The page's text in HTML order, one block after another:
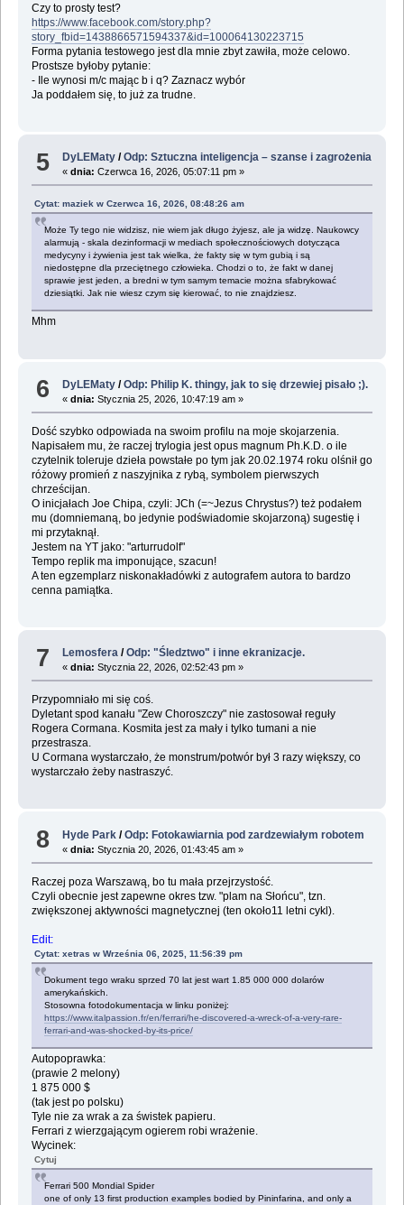
Czy to prosty test?
https://www.facebook.com/story.php?
story_fbid=1438866571594337&id=100064130223715
Forma pytania testowego jest dla mnie zbyt zawiła, może celowo.
Prostsze byłoby pytanie:
- Ile wynosi m/c mając b i q? Zaznacz wybór
Ja poddałem się, to już za trudne.
5 DyLEMaty /Odp: Sztuczna inteligencja – szanse i zagrożenia
«dnia: Czerwca 16, 2026, 05:07:11 pm »
Cytat: maziek w Czerwca 16, 2026, 08:48:26 am
Może Ty tego nie widzisz, nie wiem jak długo żyjesz, ale ja widzę. Naukowcy
alarmują - skala dezinformacji w mediach społecznościowych dotycząca
medycyny i żywienia jest tak wielka, że fakty się w tym gubią i są
niedostępne dla przeciętnego człowieka. Chodzi o to, że fakt w danej
sprawie jest jeden, a bredni w tym samym temacie można sfabrykować
dziesiątki. Jak nie wiesz czym się kierować, to nie znajdziesz.
Mhm
6 DyLEMaty /Odp: Philip K. thingy, jak to się drzewiej pisało ;).
«dnia: Stycznia 25, 2026, 10:47:19 am »
Dość szybko odpowiada na swoim profilu na moje skojarzenia.
Napisałem mu, że raczej trylogia jest opus magnum Ph.K.D. o ile
czytelnik toleruje dzieła powstałe po tym jak 20.02.1974 roku olśnił go
różowy promień z naszyjnika z rybą, symbolem pierwszych
chrześcijan.
O inicjałach Joe Chipa, czyli: JCh (=~Jezus Chrystus?) też podałem
mu (domniemaną, bo jedynie podświadomie skojarzoną) sugestię i
mi przytaknął.
Jestem na YT jako: "arturrudolf"
Tempo replik ma imponujące, szacun!
A ten egzemplarz niskonakładówki z autografem autora to bardzo
cenna pamiątka.
7 Lemosfera /Odp: "Śledztwo" i inne ekranizacje.
«dnia: Stycznia 22, 2026, 02:52:43 pm »
Przypomniało mi się coś.
Dyletant spod kanału "Zew Choroszczy" nie zastosował reguły
Rogera Cormana. Kosmita jest za mały i tylko tumani a nie
przestrasza.
U Cormana wystarczało, że monstrum/potwór był 3 razy większy, co
wystarczało żeby nastraszyć.
8 Hyde Park /Odp: Fotokawiarnia pod zardzewiałym robotem
«dnia: Stycznia 20, 2026, 01:43:45 am »
Raczej poza Warszawą, bo tu mała przejrzystość.
Czyli obecnie jest zapewne okres tzw. "plam na Słońcu", tzn.
zwiększonej aktywności magnetycznej (ten około11 letni cykl).
Edit:
Cytat: xetras w Września 06, 2025, 11:56:39 pm
Dokument tego wraku sprzed 70 lat jest wart 1.85 000 000 dolarów
amerykańskich.
Stosowna fotodokumentacja w linku poniżej:
https://www.italpassion.fr/en/ferrari/he-discovered-a-wreck-of-a-very-rare-
ferrari-and-was-shocked-by-its-price/
Autopoprawka:
(prawie 2 melony)
1 875 000 $
(tak jest po polsku)
Tyle nie za wrak a za świstek papieru.
Ferrari z wierzgającym ogierem robi wrażenie.
Wycinek:
Cytuj
Ferrari 500 Mondial Spider
one of only 13 first production examples bodied by Pininfarina, and only a